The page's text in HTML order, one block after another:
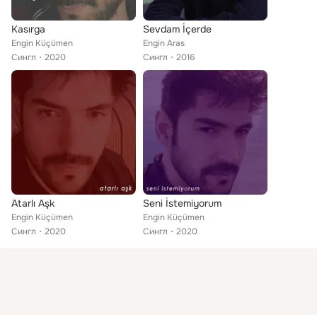
Kasırga
Engin Küçümen
Сингл
2020
Sevdam İçerde
Engin Aras
Сингл
2016
Atarlı Aşk
Engin Küçümen
Сингл
2020
Seni İstemiyorum
Engin Küçümen
Сингл
2020